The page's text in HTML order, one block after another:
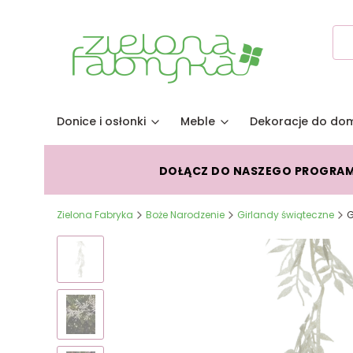
Donice i osłonki Meble Dekoracje do
DOŁĄCZ DO NASZEGO
Zielona Fabryka Boże Narodzenie Girlandy świąteczne